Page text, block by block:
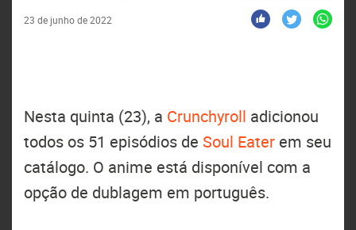
23 de junho de 2022
Nesta quinta (23), a Crunchyroll adicionou
todos os 51 episódios de Soul Eater em seu
catálogo. O anime está disponível com a
opção de dublagem em português.